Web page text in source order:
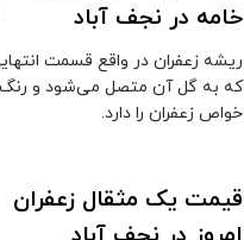
خامه در نجف آباد
ریشه زعفران در واقع قسمت
که به گل آن متصل می‌شود و
خواص زعفران را دارد.
قیمت یک مثقال زعفران